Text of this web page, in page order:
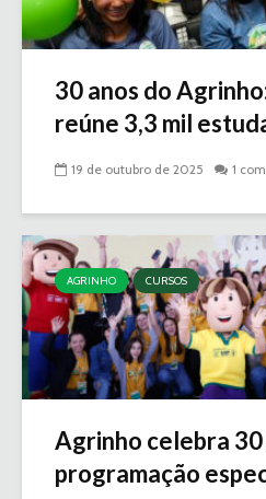
30 anos do
reúne 3,3 mil
19 de outubro de 2025 1
AGRINHO CURSOS
Agrinho celebra 30
programação